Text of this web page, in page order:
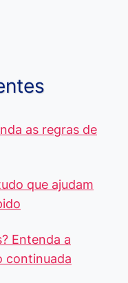
as regras de
que ajudam
Entenda a
continuada